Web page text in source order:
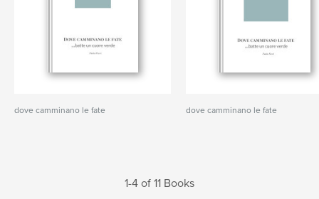
dove camminano le fate dove camminano le fate
1-4 of 11 Books